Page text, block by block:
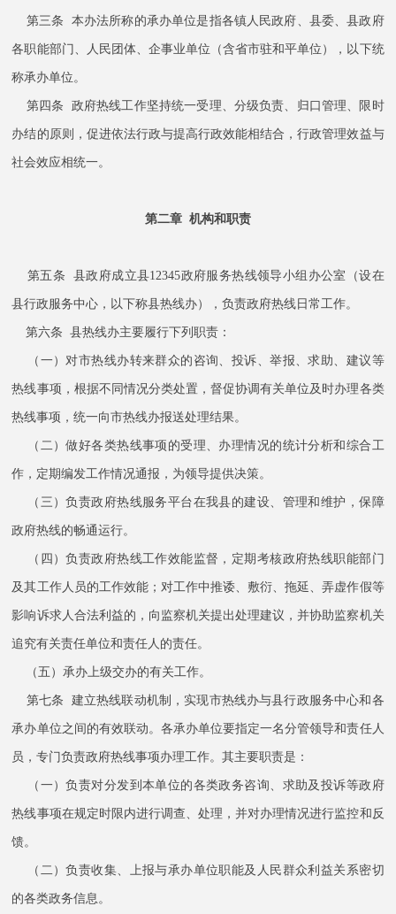
第三条 本办法所称的承办单位是指各镇人民政府、县委、县政府
各职能部门、人民团体、企事业单位（含省市驻和平单位），以下统
称承办单位。
第四条 政府热线工作坚持统一受理、分级负责、归口管理、限时
办结的原则，促进依法行政与提高行政效能相结合，行政管理效益与
社会效应相统一。
第二章 机构和职责
第五条 县政府成立县12345政府服务热线领导小组办公室（设在
县行政服务中心，以下称县热线办），负责政府热线日常工作。
第六条 县热线办主要履行下列职责：
（一）对市热线办转来群众的咨询、投诉、举报、求助、建议等
热线事项，根据不同情况分类处置，督促协调有关单位及时办理各类
热线事项，统一向市热线办报送处理结果。
（二）做好各类热线事项的受理、办理情况的统计分析和综合工
作，定期编发工作情况通报，为领导提供决策。
（三）负责政府热线服务平台在我县的建设、管理和维护，保障
政府热线的畅通运行。
（四）负责政府热线工作效能监督，定期考核政府热线职能部门
及其工作人员的工作效能；对工作中推诿、敷衍、拖延、弄虚作假等
影响诉求人合法利益的，向监察机关提出处理建议，并协助监察机关
追究有关责任单位和责任人的责任。
（五）承办上级交办的有关工作。
第七条 建立热线联动机制，实现市热线办与县行政服务中心和各
承办单位之间的有效联动。各承办单位要指定一名分管领导和责任人
员，专门负责政府热线事项办理工作。其主要职责是：
（一）负责对分发到本单位的各类政务咨询、求助及投诉等政府
热线事项在规定时限内进行调查、处理，并对办理情况进行监控和反
馈。
（二）负责收集、上报与承办单位职能及人民群众利益关系密切
的各类政务信息。